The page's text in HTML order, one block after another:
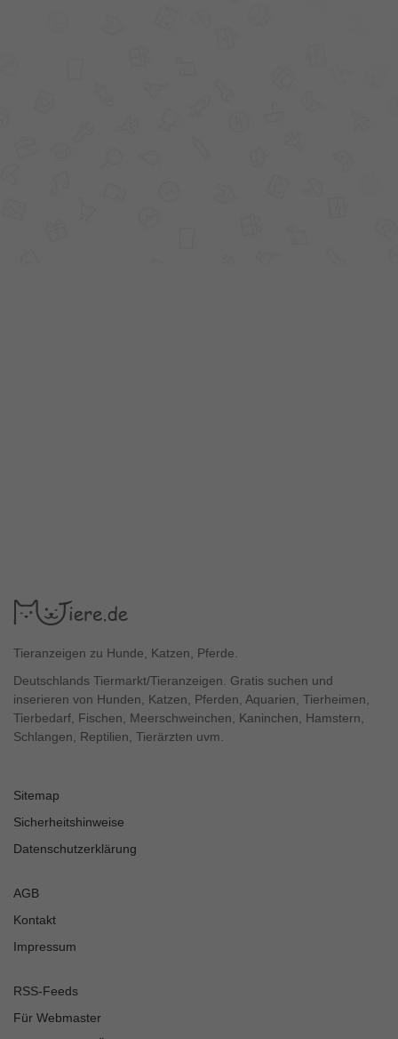
Tieranzeigen zu Hunde, Katzen, Pferde.
Deutschlands Tiermarkt/Tieranzeigen. Gratis suchen und
inserieren von Hunden, Katzen, Pferden, Aquarien, Tierheimen,
Tierbedarf, Fischen, Meerschweinchen, Kaninchen, Hamstern,
Schlangen, Reptilien, Tierärzten uvm.
Sitemap
Sicherheitshinweise
Datenschutzerklärung
AGB
Kontakt
Impressum
RSS-Feeds
Für Webmaster